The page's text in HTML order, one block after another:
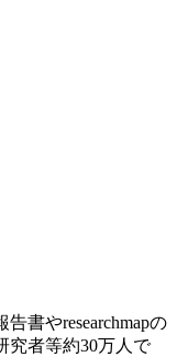
書やresearchmapの
究者等約30万人で